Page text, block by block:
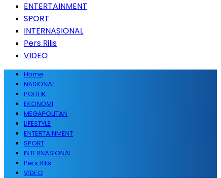
ENTERTAINMENT
SPORT
INTERNASIONAL
Pers Rilis
VIDEO
Home
NASIONAL
POLITIK
EKONOMI
MEGAPOLITAN
LIFESTYLE
ENTERTAINMENT
SPORT
INTERNASIONAL
Pers Rilis
VIDEO